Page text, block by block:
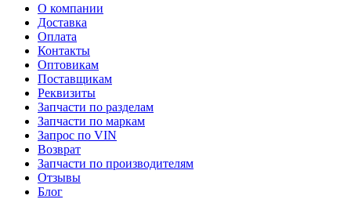
О компании
Доставка
Оплата
Контакты
Оптовикам
Поставщикам
Реквизиты
Запчасти по разделам
Запчасти по маркам
Запрос по VIN
Возврат
Запчасти по производителям
Отзывы
Блог